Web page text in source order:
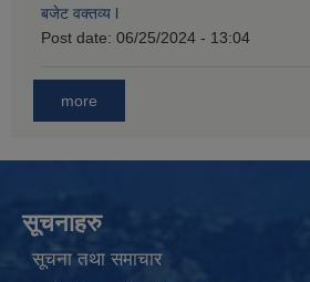
बजेट वक्तव्य l
Post date: 06/25/2024 - 13:04
more
सूचनाहरु
सूचना तथा समाचार